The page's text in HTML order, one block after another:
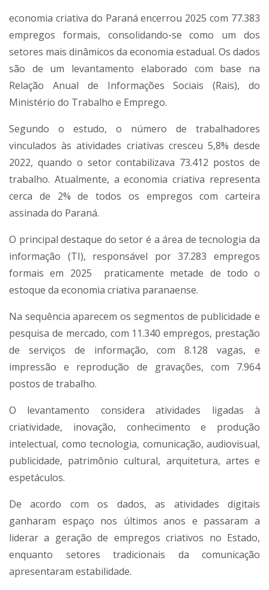
economia criativa do Paraná encerrou 2025 com 77.383
empregos formais, consolidando-se como um dos
setores mais dinâmicos da economia estadual. Os dados
são de um levantamento elaborado com base na
Relação Anual de Informações Sociais (Rais), do
Ministério do Trabalho e Emprego.
Segundo o estudo, o número de trabalhadores
vinculados às atividades criativas cresceu 5,8% desde
2022, quando o setor contabilizava 73.412 postos de
trabalho. Atualmente, a economia criativa representa
cerca de 2% de todos os empregos com carteira
assinada do Paraná.
O principal destaque do setor é a área de tecnologia da
informação (TI), responsável por 37.283 empregos
formais em 2025  praticamente metade de todo o
estoque da economia criativa paranaense.
Na sequência aparecem os segmentos de publicidade e
pesquisa de mercado, com 11.340 empregos, prestação
de serviços de informação, com 8.128 vagas, e
impressão e reprodução de gravações, com 7.964
postos de trabalho.
O levantamento considera atividades ligadas à
criatividade, inovação, conhecimento e produção
intelectual, como tecnologia, comunicação, audiovisual,
publicidade, patrimônio cultural, arquitetura, artes e
espetáculos.
De acordo com os dados, as atividades digitais
ganharam espaço nos últimos anos e passaram a
liderar a geração de empregos criativos no Estado,
enquanto setores tradicionais da comunicação
apresentaram estabilidade.